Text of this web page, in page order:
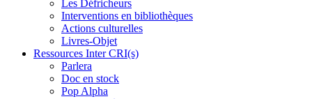
Les Défricheurs
Interventions en bibliothèques
Actions culturelles
Livres-Objet
Ressources Inter CRI(s)
Parlera
Doc en stock
Pop Alpha